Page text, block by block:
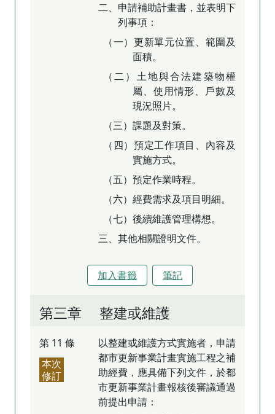
二、申請補助計畫書，並表明下
列事項：
（一）更新單元位置、範圍及
面積。
（二）土地與合法建築物權
屬、使用情形、戶數及
現況照片。
（三）課題及對策。
（四）預定工作項目、內容及
實施方式。
（五）預定作業時程。
（六）經費需求及項目明細。
（七）後續維護管理構想。
三、其他相關證明文件。
加入書籤 筆記
第三章 整建或維護
第 11 條
本次
修訂
以整建或維護方式實施者，申請
都市更新事業計畫實施工程之補
助經費，應具備下列文件，於都
市更新事業計畫報核後審議通過
前提出申請：